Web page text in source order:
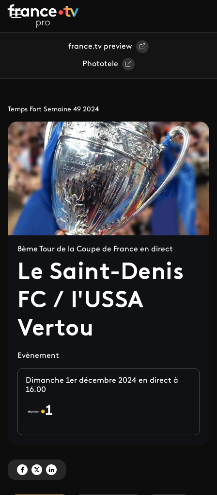
Aller au contenu principal
france.tv preview
Phototele
Temps Fort Semaine 49 2024
8ème Tour de la Coupe de France en direct
Le Saint-Denis
FC / l'USSA
Vertou
Evènement
Dimanche 1er décembre 2024 en direct à
16.00
Partagez 'Le Saint-Denis FC / l'USSA Vertou' sur Facebook
Partagez 'Le Saint-Denis FC / l'USSA Vertou' sur X
Partagez 'Le Saint-Denis FC / l'USSA Vertou' sur LinkedIn